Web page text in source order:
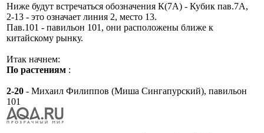
Ниже будут встречаться обозначения К(7А) - Кубик пав.7А,
2-13 - это означает линия 2, место 13.
Пав.101 - павильон 101, они расположены ближе к
китайскому рынку.
Итак начнем:
По растениям :
2-20 - Михаил Филиппов (Миша Сингапурский), павильон
101